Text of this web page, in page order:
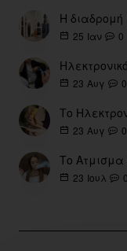
25 Ιαν 0
23 Αυγ 0
23 Αυγ 0
23 Ιουλ 0